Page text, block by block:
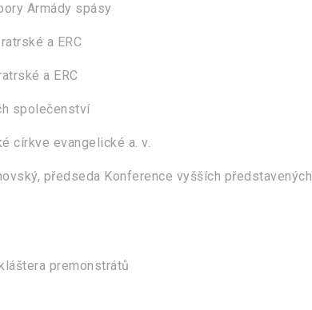
Armády spásy
a ERC
a ERC
společenství
církve evangelické a. v.
předseda Konference vyšších představených
premonstrátů